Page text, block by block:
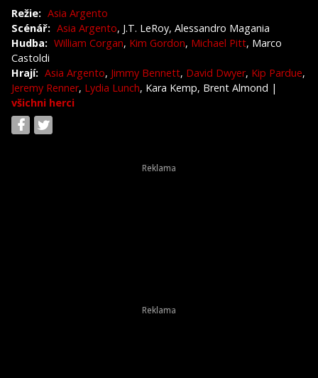
Režie: Asia Argento
Scénář: Asia Argento, J.T. LeRoy, Alessandro Magania
Hudba: William Corgan, Kim Gordon, Michael Pitt, Marco
Castoldi
Hrají: Asia Argento, Jimmy Bennett, David Dwyer, Kip Pardue,
Jeremy Renner, Lydia Lunch, Kara Kemp, Brent Almond |
všichni herci